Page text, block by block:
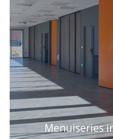
Menuiseries